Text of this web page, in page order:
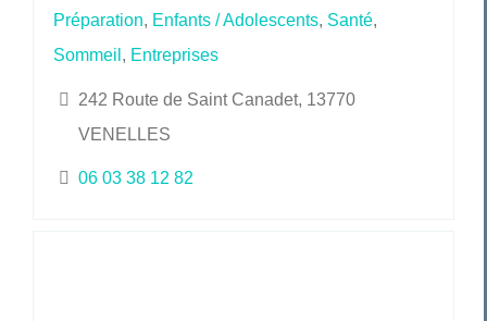
Préparation, Enfants / Adolescents, Santé,
Sommeil , Entreprises
242 Route de Saint Canadet, 13770
VENELLES
06 03 38 12 82